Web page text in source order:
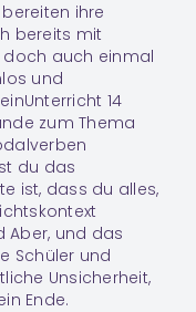
ihre
bereits mit
doch auch einmal
und
14
zum Thema
du das
ist, dass du alles,
Aber, und das
Schüler und
Unsicherheit,
Ende.